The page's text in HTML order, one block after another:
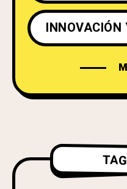
FUTURO Y